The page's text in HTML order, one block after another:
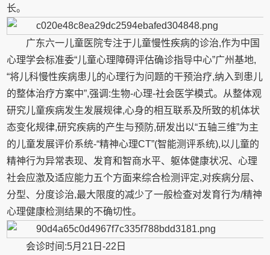
长。
广东六一儿童医院专注于儿童慢性疾病的诊治,作为中国
心理学会标准委“儿童心理障碍评估确诊指导中心”广州基地,
“将儿科慢性疾病患儿的心理行为问题的干预治疗,纳入到患儿
的整体治疗方案中”,强调:生物-心理-社会医学模式。从整体观
研究儿童疾病发生发展规律,心身的相互联系及所致的机体状
态变化规律,研究疾病的产生与预防,研发出以“五轴三维”为主
的儿童发展评价系统-“精神心理CT”(智能测评系统),以儿童的
精神行为异常表现、发育和智商水平、躯体健康状况、心理
社会应激及适应能力五个方面来综合检测评定,对疾病分层、
分型、分度诊治,最大限度的减少了一般检查对发育行为/精神
心理健康检测结果的不确切性。
会诊时间:5月21日-22日